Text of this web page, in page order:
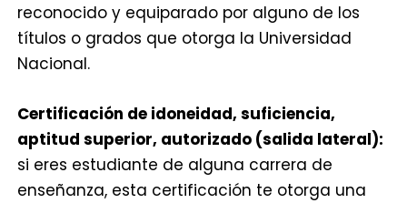
reconocido y equiparado por alguno de los
títulos o grados que otorga la Universidad
Nacional.
Certificación de idoneidad, suficiencia,
aptitud superior, autorizado (salida lateral):
si eres estudiante de alguna carrera de
enseñanza, esta certificación te otorga una